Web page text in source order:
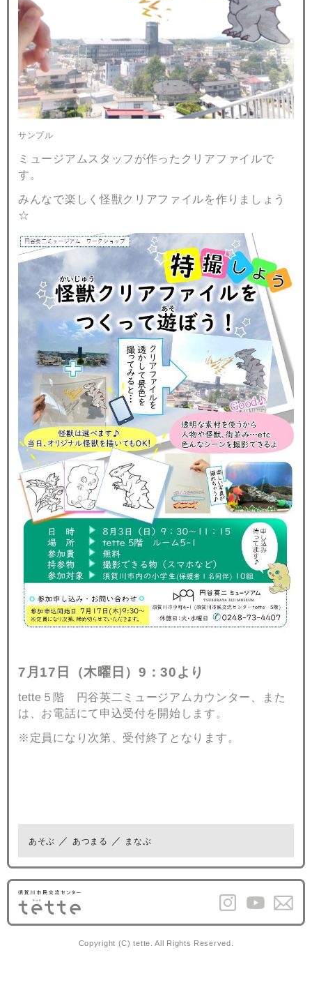
サンプル
ミュージアムスタッフが作ったクリアファイルで
す。
みんなで楽しく怪獣クリアファイルを作りましょう
☆
7月17日（木曜日）9：30より
tette５階 円谷英二ミュージアムカウンター、また
は、お電話にて申込受付を開始します。
※定員になり次第、受付終了となります。
あそぶ あつまる まなぶ
Copyright (C) tette. All Rights Reserved.